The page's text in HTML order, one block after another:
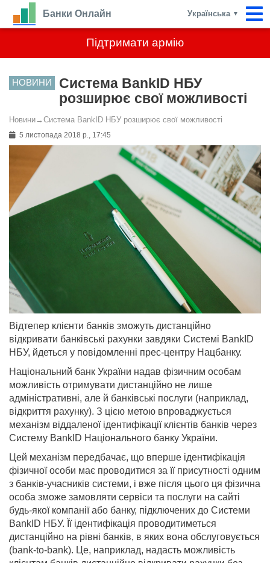
Підтримати армію
Банки Онлайн Українська ▼
НОВИНИ
Система BankID НБУ
розширює свої можливості
Новини→ Система BankID НБУ розширює свої можливості
5 листопада 2018 р., 17:45
Відтепер клієнти банків зможуть дистанційно
відкривати банківські рахунки завдяки Системі BankID
НБУ, йдеться у повідомленні прес-центру Нацбанку.
Національний банк України надав фізичним особам
можливість отримувати дистанційно не лише
адміністративні, але й банківські послуги (наприклад,
відкриття рахунку). З цією метою впроваджується
механізм віддаленої ідентифікації клієнтів банків через
Систему BankID Національного банку України.
Цей механізм передбачає, що вперше ідентифікація
фізичної особи має проводитися за її присутності одним
з банків-учасників системи, і вже після цього ця фізична
особа зможе замовляти сервіси та послуги на сайті
будь-якої компанії або банку, підключених до Системи
BankID НБУ. Її ідентифікація проводитиметься
дистанційно на рівні банків, в яких вона обслуговується
(bank-to-bank). Це, наприклад, надасть можливість